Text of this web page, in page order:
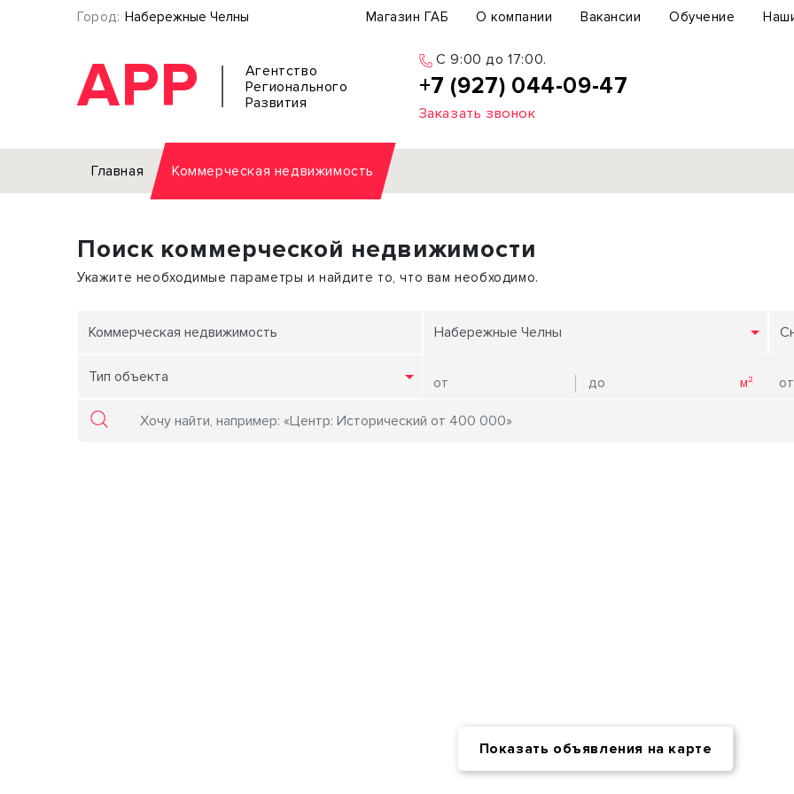
Город: Набережные Челны Магазин ГАБ О компании Вакансии Обучение
АРР
Агентство
Регионального
Развития
C 9:00 до 17:00.
+7 (927) 044-09-47
Заказать звонок
Главная Коммерческая недвижимость
Офис
Торговое помещение
Склад
Земельный участок
Отдельное здание
Бизнес-центр
Поиск коммерческой недвижимости
Укажите необходимые параметры и найдите то, что вам необходимо.
Коммерческая недвижимость Набережные Челны
Тип объекта
Показать объявления на карте